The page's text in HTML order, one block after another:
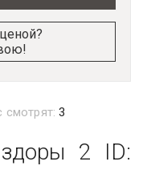
смотрят:3
2 ID: